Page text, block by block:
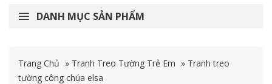
DANH MỤC SẢN PHẨM
Trang Chủ » Tranh Treo Tường Trẻ Em » Tranh treo
tường công chúa elsa